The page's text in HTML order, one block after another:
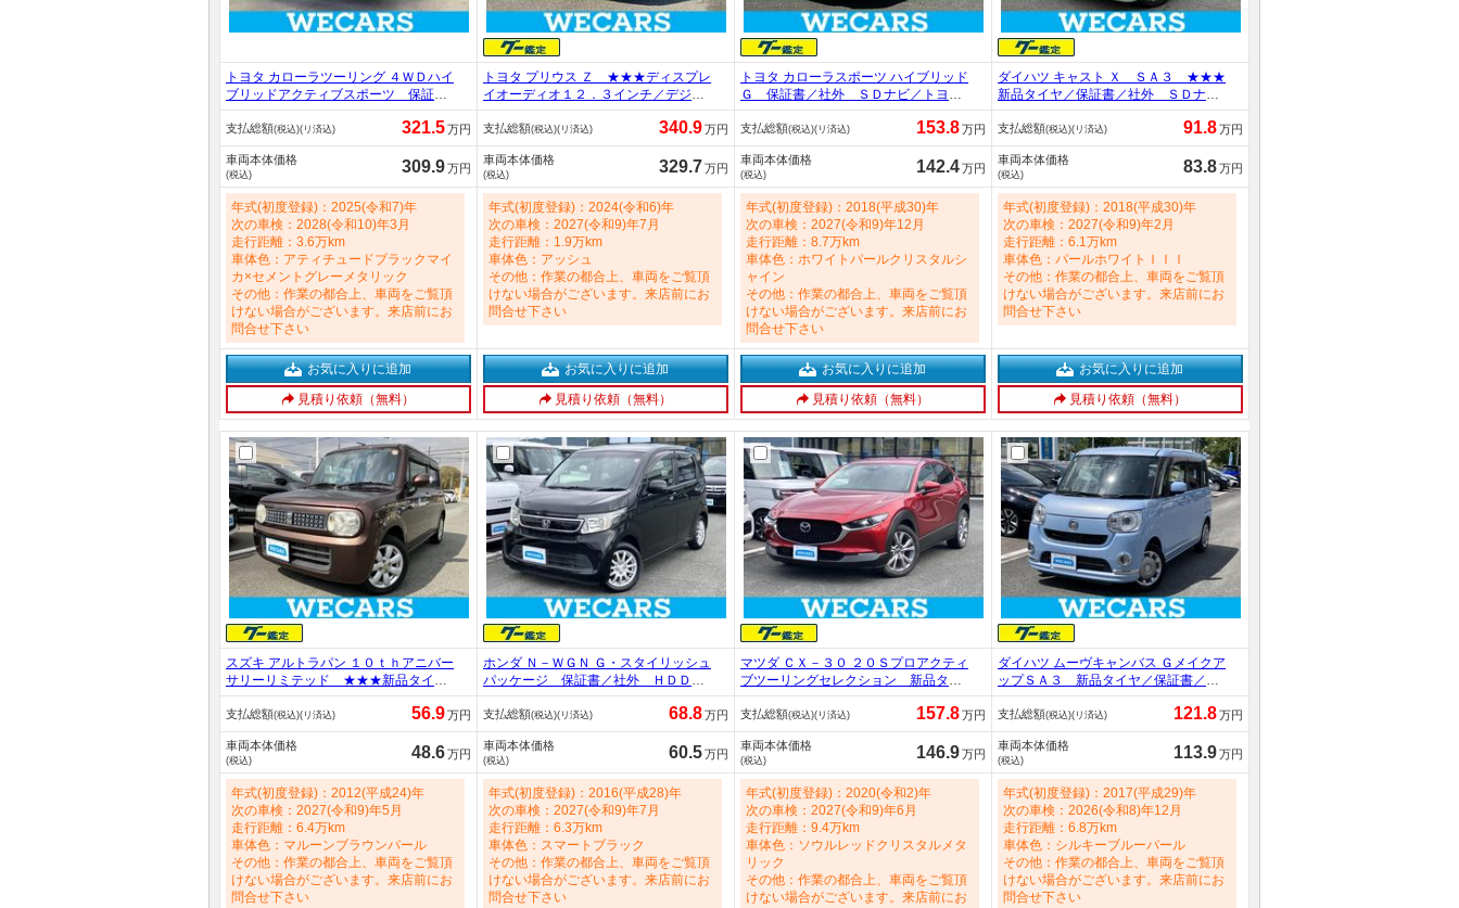
トヨタ カローラツーリング ４ＷＤハイ
ブリッドアクティブスポーツ 保証書
／ディスプレイオーディオ＋ナビ／シ
ートヒーター／車線逸脱防止支援シス
テム／シート ハーフレザー／ヘッド
ランプ ＬＥＤ／Ｂｌｕｅｔｏｏｔｈ
接続／ＥＴＣ／ＥＢＤ付ＡＢＳ／横滑
り防止装置 1800cc
トヨタ プリウス Ｚ ★★★ディスプレ
イオーディオ１２．３インチ／デジタ
ルインナーミラー／トヨタセーフティ
センス／シートヒーター 前席／全方
位モニター／車線逸脱防止支援システ
ム／シート 合皮／電動バックドア 20
00cc
トヨタ カローラスポーツ ハイブリッド
Ｇ 保証書／社外 ＳＤナビ／トヨタ
セーフティセンス／車線逸脱防止支援
システム／ドライブレコーダー 社外
／ヘッドランプ ＬＥＤ／Ｂｌｕｅｔ
ｏｏｔｈ接続／ＥＴＣ／ＥＢＤ付ＡＢ
Ｓ／アイドリングストップ 1800cc
ダイハツ キャスト Ｘ ＳＡ３ ★★★
新品タイヤ／保証書／社外 ＳＤナビ
／スマートアシスト（トヨタ・ダイハ
ツ）／車線逸脱防止支援システム／Ｂ
ｌｕｅｔｏｏｔｈ接続／ＥＴＣ／ＥＢ
Ｄ付ＡＢＳ／横滑り防止装置／アイド
リングストップ 660cc
支払総額(税込)(リ済込) 321.5万円 支払総額(税込)(リ済込) 340.9万円 支払総額(税込)(リ済込) 153.8万円 支払総額(税込)(リ済込) 91.8万円
車両本体価格
(税込) 309.9万円
車両本体価格
(税込) 329.7万円
車両本体価格
(税込) 142.4万円
車両本体価格
(税込) 83.8万円
年式(初度登録)：2025(令和7)年
次の車検：2028(令和10)年3月
走行距離：3.6万km
車体色：アティチュードブラックマイ
カ×セメントグレーメタリック
その他：作業の都合上、車両をご覧頂
けない場合がございます。来店前にお
問合せ下さい
年式(初度登録)：2024(令和6)年
次の車検：2027(令和9)年7月
走行距離：1.9万km
車体色：アッシュ
その他：作業の都合上、車両をご覧頂
けない場合がございます。来店前にお
問合せ下さい
年式(初度登録)：2018(平成30)年
次の車検：2027(令和9)年12月
走行距離：8.7万km
車体色：ホワイトパールクリスタルシ
ャイン
その他：作業の都合上、車両をご覧頂
けない場合がございます。来店前にお
問合せ下さい
年式(初度登録)：2018(平成30)年
次の車検：2027(令和9)年2月
走行距離：6.1万km
車体色：パールホワイトＩＩＩ
その他：作業の都合上、車両をご覧頂
けない場合がございます。来店前にお
問合せ下さい
お気に入りに追加
見積り依頼（無料）
お気に入りに追加
見積り依頼（無料）
お気に入りに追加
見積り依頼（無料）
お気に入りに追加
見積り依頼（無料）
スズキ アルトラパン １０ｔｈアニバー
サリーリミテッド ★★★新品タイヤ
／シートヒーター 運転席／ＥＢＤ付
ＡＢＳ／アルミホイール 純正 １４
インチ／パワーウインドウ／エンジン
スタートボタン／キーレスエントリー
／オートエアコン／パワーステアリン
グ 660cc
ホンダ Ｎ－ＷＧＮ Ｇ・スタイリッシュ
パッケージ 保証書／社外 ＨＤＤナ
ビ／シティーブレーキアクティブシス
テム（ホンダ）／シート ハーフレザ
ー／ヘッドランプ ＨＩＤ／ＥＴＣ／
ＥＢＤ付ＡＢＳ／横滑り防止装置／ア
イドリングストップ 660cc
マツダ ＣＸ－３０ ２０Ｓプロアクティ
ブツーリングセレクション 新品タイ
ヤ／保証書／純正 ＳＤナビ／衝突安
全装置／シートヒーター／車線逸脱防
止支援システム／電動バックドア／ヘ
ッドランプ ＬＥＤ／ＥＴＣ／ＥＢＤ
付ＡＢＳ／横滑り防止装置／アイドリ
ングストップ 2000cc
ダイハツ ムーヴキャンバス Ｇメイクア
ップＳＡ３ 新品タイヤ／保証書／純
正 ８インチ ＳＤナビ／スマートア
シスト（トヨタ・ダイハツ）／両側電
動スライドドア／パノラマモニター／
車線逸脱防止支援システム／ヘッドラ
ンプ ＬＥＤ／ＵＳＢジャック 660cc
支払総額(税込)(リ済込) 56.9万円 支払総額(税込)(リ済込) 68.8万円 支払総額(税込)(リ済込) 157.8万円 支払総額(税込)(リ済込) 121.8万円
車両本体価格
(税込) 48.6万円
車両本体価格
(税込) 60.5万円
車両本体価格
(税込) 146.9万円
車両本体価格
(税込) 113.9万円
年式(初度登録)：2012(平成24)年
次の車検：2027(令和9)年5月
走行距離：6.4万km
車体色：マルーンブラウンパール
その他：作業の都合上、車両をご覧頂
けない場合がございます。来店前にお
問合せ下さい
年式(初度登録)：2016(平成28)年
次の車検：2027(令和9)年7月
走行距離：6.3万km
車体色：スマートブラック
その他：作業の都合上、車両をご覧頂
けない場合がございます。来店前にお
問合せ下さい
年式(初度登録)：2020(令和2)年
次の車検：2027(令和9)年6月
走行距離：9.4万km
車体色：ソウルレッドクリスタルメタ
リック
その他：作業の都合上、車両をご覧頂
けない場合がございます。来店前にお
年式(初度登録)：2017(平成29)年
次の車検：2026(令和8)年12月
走行距離：6.8万km
車体色：シルキーブルーパール
その他：作業の都合上、車両をご覧頂
けない場合がございます。来店前にお
問合せ下さい